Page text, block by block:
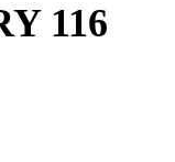
116